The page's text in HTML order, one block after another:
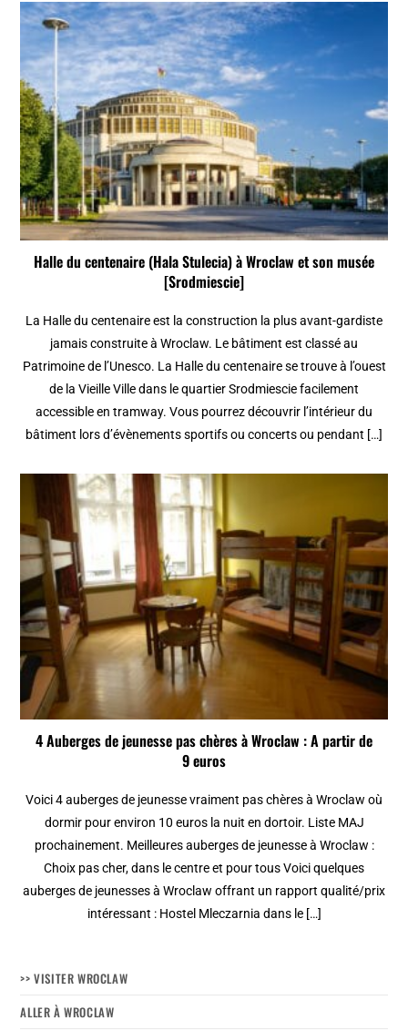
Halle du centenaire (Hala Stulecia) à Wroclaw et son musée
[Srodmiescie]
La Halle du centenaire est la construction la plus avant-gardiste
jamais construite à Wroclaw. Le bâtiment est classé au
Patrimoine de l’Unesco. La Halle du centenaire se trouve à l’ouest
de la Vieille Ville dans le quartier Srodmiescie facilement
accessible en tramway. Vous pourrez découvrir l’intérieur du
bâtiment lors d’évènements sportifs ou concerts ou pendant […]
4 Auberges de jeunesse pas chères à Wroclaw : A partir de
9 euros
Voici 4 auberges de jeunesse vraiment pas chères à Wroclaw où
dormir pour environ 10 euros la nuit en dortoir. Liste MAJ
prochainement. Meilleures auberges de jeunesse à Wroclaw :
Choix pas cher, dans le centre et pour tous Voici quelques
auberges de jeunesses à Wroclaw offrant un rapport qualité/prix
intéressant : Hostel Mleczarnia dans le […]
>> VISITER WROCLAW
ALLER À WROCLAW